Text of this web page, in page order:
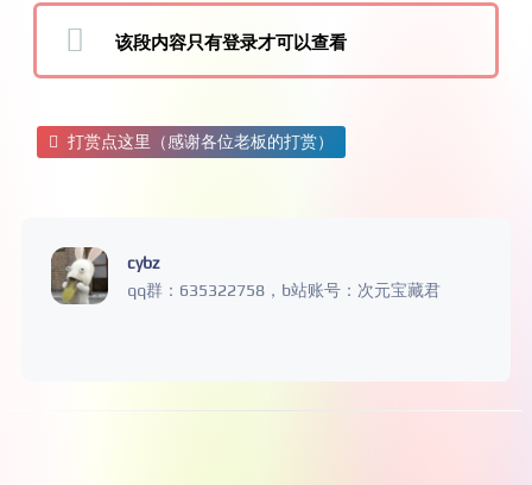
该段内容只有登录才可以查看
打赏点这里（感谢各位老板的打赏）
cybz
qq群：635322758，b站账号：次元宝藏君